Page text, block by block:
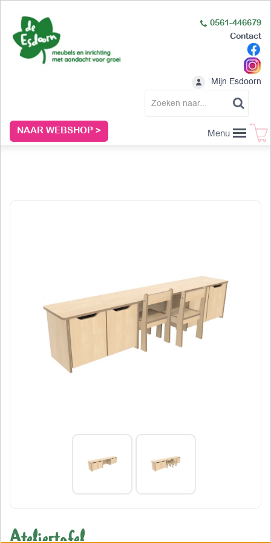
NAAR WEBSHOP >
0561-446679
Contact
Mijn Esdoorn
Menu
Ateliertafel